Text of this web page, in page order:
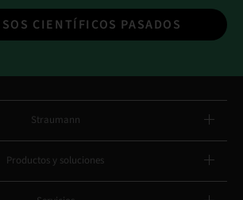
CIENTÍFICOS PASADOS
Straumann
Productos y soluciones